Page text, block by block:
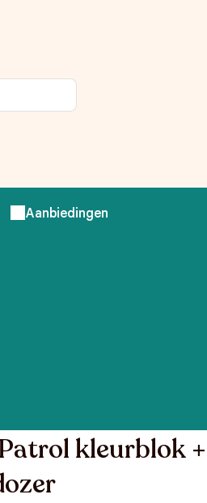
Aanbiedingen
kleurblok